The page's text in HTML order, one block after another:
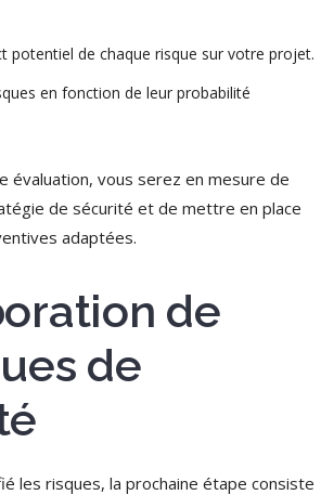
potentiel de chaque risque sur votre projet.
en fonction de leur probabilité
évaluation, vous serez en mesure de
de sécurité et de mettre en place
adaptées.
de
de
les risques, la prochaine étape consiste